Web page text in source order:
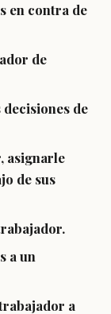
en contra de
de
de
asignarle
de sus
a un
a